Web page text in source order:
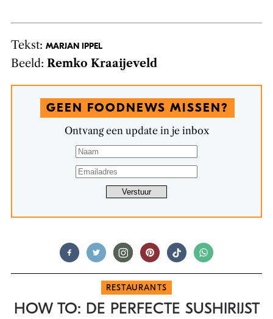
Tekst: MARJAN IPPEL
Beeld: Remko Kraaijeveld
GEEN FOODNEWS MISSEN?
Ontvang een update in je inbox
RESTAURANTS
HOW TO: DE PERFECTE SUSHIRIJST